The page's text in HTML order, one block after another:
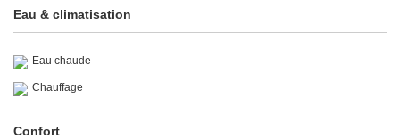
Eau & climatisation
Eau chaude
Chauffage
Confort